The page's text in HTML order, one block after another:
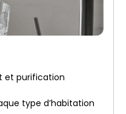
et purification
type d’habitation